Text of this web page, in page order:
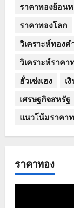
ราคาทองย้อน
ราคาทองโลก
วิเคราะห์ทองค
วิเคราะห์ราคา
ฮั่วเซ่งเฮง
เ
เศรษฐกิจสหรัฐ
แนวโน้มราคา
ราคาทอง